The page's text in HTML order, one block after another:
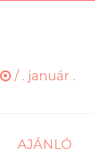
/ . január .
AJÁNLÓ